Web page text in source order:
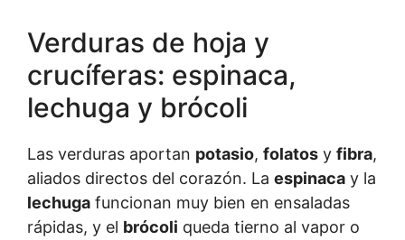
Verduras de hoja y
crucíferas: espinaca,
lechuga y brócoli
Las verduras aportan potasio, folatos y fibra,
aliados directos del corazón. La espinaca y la
lechuga funcionan muy bien en ensaladas
rápidas, y el brócoli queda tierno al vapor o